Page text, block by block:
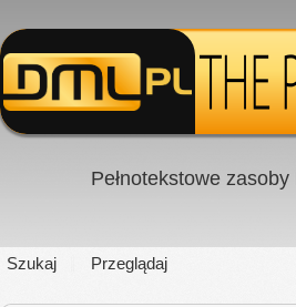
Pełnotekstowe
Szukaj Przeglądaj